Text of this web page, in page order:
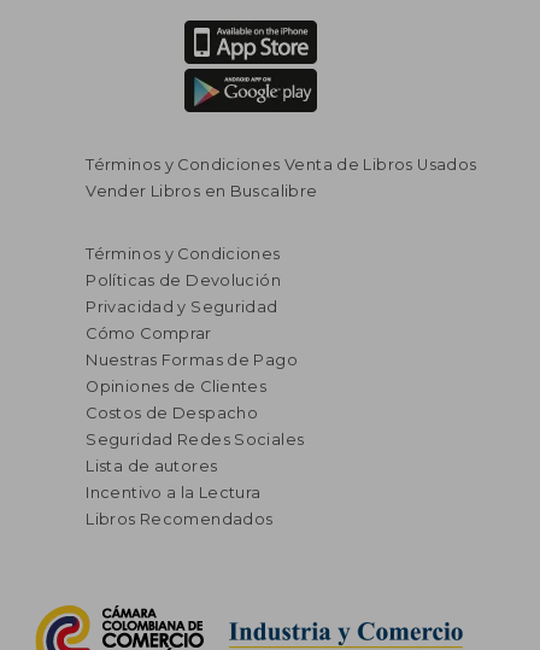
Términos y Condiciones Venta de Libros Usados
Vender Libros en Buscalibre
Términos y Condiciones
Políticas de Devolución
Privacidad y Seguridad
Cómo Comprar
Nuestras Formas de Pago
Opiniones de Clientes
Costos de Despacho
Seguridad Redes Sociales
Lista de autores
Incentivo a la Lectura
Libros Recomendados